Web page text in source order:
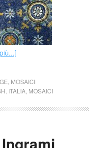
MOSAICI
ITALIA, MOSAICI